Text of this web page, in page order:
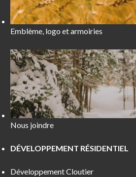
Emblème, logo et armoiries
Nous joindre
DÉVELOPPEMENT RÉSIDENTIEL
Développement Cloutier